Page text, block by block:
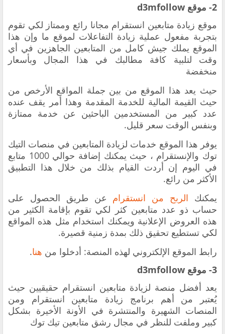
2- موقع d3mfollow
موقع زيادة متابعين انستقرام مجانا رائع وممتاز لكي تقوم
بتجربة مفعول عملية زيادة التفاعلات لموقع ما وإن هذا
الموقع يملك جيش كامل من المتابعين الجاهزين في أي
وقت لتلبية كافة مطالبك في هذا المجال وبأسعار
منخفضة
حيث يعد هذا الموقع من بين جملة المواقع الأرخص من
حيث القيمة المالية للخدمة المقدمة وهذا أمر يقف عنده
عدد كبير من المستخدمين الباحثين عن خدمة ممتازة
وبنفس الوقت سعر قليل.
يوفر هذا الموقع خدمات لزيادة المتابعين في منصات التيك
توك والإنستقرام ، حيث يمكنك إضافة حوالي 1000 متابع
في اليوم إن أردت القيام بذلك من خلال هذا التطبيق
الأكثر من رائع.
يمكنك الربح من انستقرام عن طريق الحصول على
حساب ذو عدد متابعين كثر لكي تقوم بإقامة الكثير من
هذه العروض الإعلانية ويمكنك استخدام مثل هذه المواقع
لكي تستطيع تحقيق ذلك بمدة زمنية قصيرة.
رابط الموقع الإلكتروني لهذه المنصة: أدخلوا من هنا.
3- موقع d3mfollow
يعد أفضل منصة لزيادة متابعين انستقرام حقيقيين حيث
يُعتبر من أهم برنامج زيادة متابعين انستقرام ومن
المنصات الشهيرة والمنتشرة في الأونة الأخيرة بشكل
كبير وملفت للنظر في مجال رشق متابعين تيك توك